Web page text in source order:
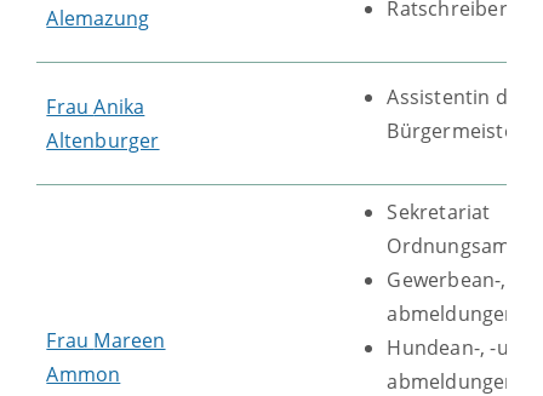
Alemazung
Ratschreiber
FrauAnika
Altenburger
Assistentin des
Bürgermeisters
Frau Mareen
Ammon
Sekretariat
Gewerbean-, -
abmeldungen
Hundean-, -um-
abmeldungen